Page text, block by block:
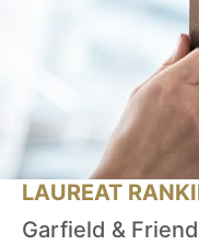
LAUREAT
Garfield &